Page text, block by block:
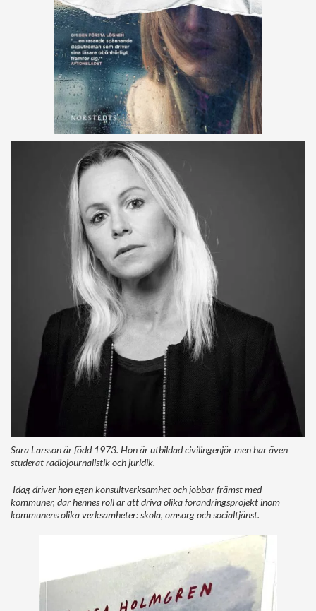
Sara Larsson är född 1973. Hon är utbildad civilingenjör men har även
studerat radiojournalistik och juridik.
Idag driver hon egen konsultverksamhet och jobbar främst med
kommuner, där hennes roll är att driva olika förändringsprojekt inom
kommunens olika verksamheter: skola, omsorg och socialtjänst.